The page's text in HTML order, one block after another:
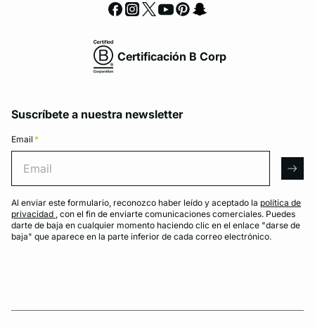
Certificación B Corp
Suscríbete a nuestra newsletter
Email *
Al enviar este formulario, reconozco haber leído y aceptado la política de
privacidad , con el fin de enviarte comunicaciones comerciales. Puedes
darte de baja en cualquier momento haciendo clic en el enlace "darse de
baja" que aparece en la parte inferior de cada correo electrónico.